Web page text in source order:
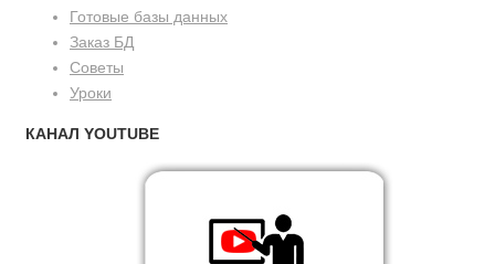
Готовые базы данных
Заказ БД
Советы
Уроки
КАНАЛ YOUTUBE